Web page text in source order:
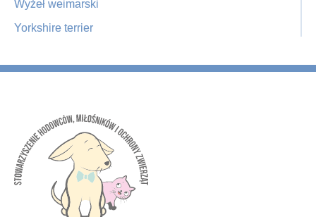
Wyżeł weimarski
Yorkshire terrier